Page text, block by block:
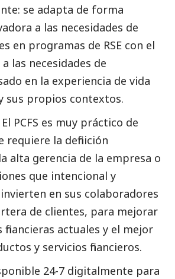
se adapta de forma
a las necesidades de
en programas de RSE con el
las necesidades de
en la experiencia de vida
sus propios contextos.
PCFS es muy práctico de
requiere la definición
alta gerencia de la empresa o
que intencional y
en sus colaboradores
de clientes, para mejorar
financieras actuales y el mejor
y servicios financieros.
24-7 digitalmente para